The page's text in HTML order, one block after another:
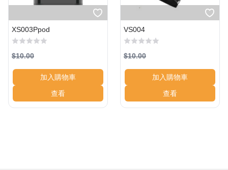
XS003Ppod
$10.00
加入購物車
查看
VS004
$10.00
加入購物車
查看